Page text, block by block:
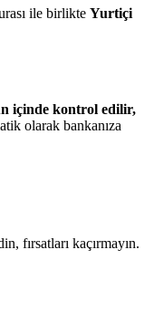
ile birlikte Yurtiçi
içinde kontrol edilir,
olarak bankanıza
fırsatları kaçırmayın.